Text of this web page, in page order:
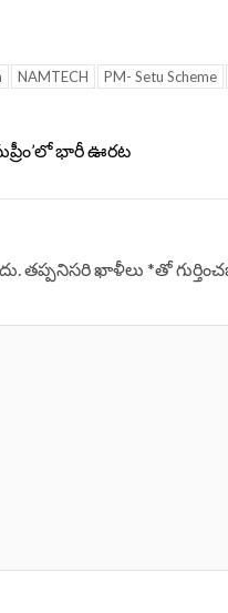
NAMTECH PM- Setu Scheme
భారీ ఊరట
తప్పనిసరి ఖాళీలు *‌తో